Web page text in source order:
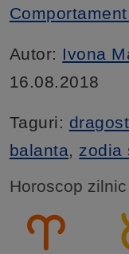
Autor: Ivona
16.08.2018
Taguri:
balanta, zodia
Horoscop